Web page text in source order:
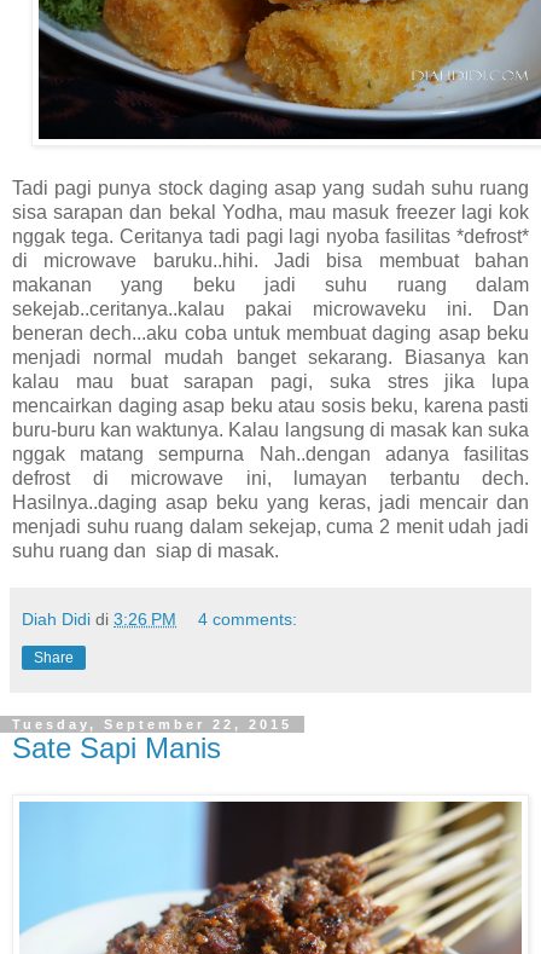
Tadi pagi punya stock daging asap yang sudah suhu ruang
sisa sarapan dan bekal Yodha, mau masuk freezer lagi kok
nggak tega. Ceritanya tadi pagi lagi nyoba fasilitas *defrost*
di microwave baruku..hihi. Jadi bisa membuat bahan
makanan yang beku jadi suhu ruang dalam
sekejab..ceritanya..kalau pakai microwaveku ini. Dan
beneran dech...aku coba untuk membuat daging asap beku
menjadi normal mudah banget sekarang. Biasanya kan
kalau mau buat sarapan pagi, suka stres jika lupa
mencairkan daging asap beku atau sosis beku, karena pasti
buru-buru kan waktunya. Kalau langsung di masak kan suka
nggak matang sempurna Nah..dengan adanya fasilitas
defrost di microwave ini, lumayan terbantu dech.
Hasilnya..daging asap beku yang keras, jadi mencair dan
menjadi suhu ruang dalam sekejap, cuma 2 menit udah jadi
suhu ruang dan siap di masak.
Diah Didi di 3:26 PM 4 comments:
Share
Tuesday, September 22, 2015
Sate Sapi Manis